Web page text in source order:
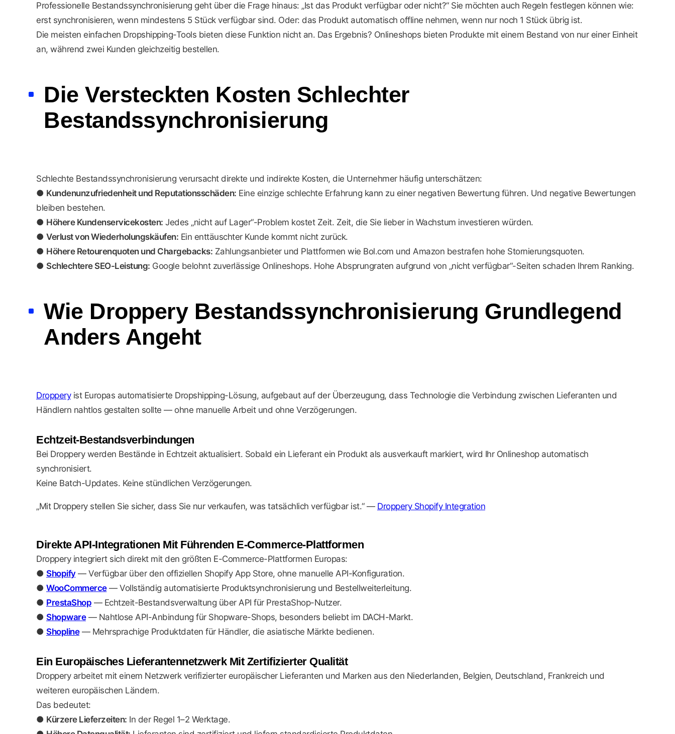
Professionelle Bestandssynchronisierung geht über die Frage hinaus: „Ist das Produkt verfügbar oder nicht?“ Sie möchten auch Regeln festlegen können wie:
erst synchronisieren, wenn mindestens 5 Stück verfügbar sind. Oder: das Produkt automatisch offline nehmen, wenn nur noch 1 Stück übrig ist.
Die meisten einfachen Dropshipping-Tools bieten diese Funktion nicht an. Das Ergebnis? Onlineshops bieten Produkte mit einem Bestand von nur einer Einheit
an, während zwei Kunden gleichzeitig bestellen.
Die Versteckten Kosten Schlechter
Bestandssynchronisierung
Schlechte Bestandssynchronisierung verursacht direkte und indirekte Kosten, die Unternehmer häufig unterschätzen:
● Kundenunzufriedenheit und Reputationsschäden: Eine einzige schlechte Erfahrung kann zu einer negativen Bewertung führen. Und negative Bewertungen
bleiben bestehen.
● Höhere Kundenservicekosten: Jedes „nicht auf Lager“-Problem kostet Zeit. Zeit, die Sie lieber in Wachstum investieren würden.
● Verlust von Wiederholungskäufen: Ein enttäuschter Kunde kommt nicht zurück.
● Höhere Retourenquoten und Chargebacks: Zahlungsanbieter und Plattformen wie Bol.com und Amazon bestrafen hohe Stornierungsquoten.
● Schlechtere SEO-Leistung: Google belohnt zuverlässige Onlineshops. Hohe Absprungraten aufgrund von „nicht verfügbar“-Seiten schaden Ihrem Ranking.
Wie Droppery Bestandssynchronisierung Grundlegend
Anders Angeht
Dropperyist Europas automatisierte Dropshipping-Lösung, aufgebaut auf der Überzeugung, dass Technologie die Verbindung zwischen Lieferanten und
Händlern nahtlos gestalten sollte — ohne manuelle Arbeit und ohne Verzögerungen.
Echtzeit-Bestandsverbindungen
Bei Droppery werden Bestände in Echtzeit aktualisiert. Sobald ein Lieferant ein Produkt als ausverkauft markiert, wird Ihr Onlineshop automatisch
synchronisiert.
Keine Batch-Updates. Keine stündlichen Verzögerungen.
„Mit Droppery stellen Sie sicher, dass Sie nur verkaufen, was tatsächlich verfügbar ist.“ — Droppery Shopify Integration
Direkte API-Integrationen Mit Führenden E-Commerce-Plattformen
Droppery integriert sich direkt mit den größten E-Commerce-Plattformen Europas:
● Shopify— Verfügbar über den offiziellen Shopify App Store, ohne manuelle API-Konfiguration.
● WooCommerce— Vollständig automatisierte Produktsynchronisierung und Bestellweiterleitung.
● PrestaShop — Echtzeit-Bestandsverwaltung über API für PrestaShop-Nutzer.
● Shopware— Nahtlose API-Anbindung für Shopware-Shops, besonders beliebt im DACH-Markt.
● Shopline— Mehrsprachige Produktdaten für Händler, die asiatische Märkte bedienen.
Ein Europäisches Lieferantennetzwerk Mit Zertifizierter Qualität
Droppery arbeitet mit einem Netzwerk verifizierter europäischer Lieferanten und Marken aus den Niederlanden, Belgien, Deutschland, Frankreich und
weiteren europäischen Ländern.
Das bedeutet:
● Kürzere Lieferzeiten: In der Regel 1–2 Werktage.